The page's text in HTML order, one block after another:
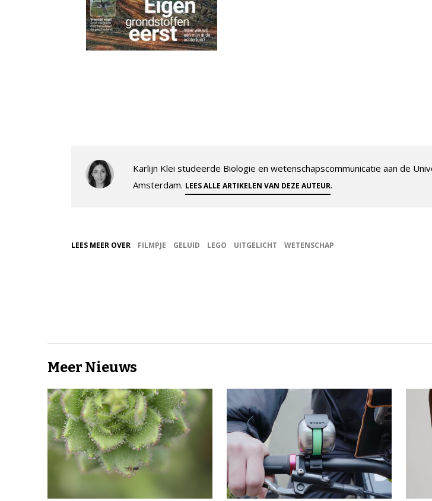
Karlijn Klei studeerde Biologie en wetenschapscommunicatie aan de
Amsterdam. LEES ALLE ARTIKELEN VAN DEZE AUTEUR.
LEES MEER OVER FILMPJE GELUID LEGO UITGELICHT WETENSCHAP
Meer Nieuws